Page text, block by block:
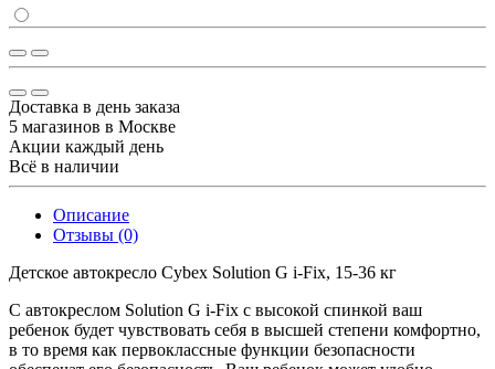
Доставка в день заказа
5 магазинов в Москве
Акции каждый день
Всё в наличии
Описание
Отзывы (0)
Детское автокресло Cybex Solution G i-Fix, 15-36 кг
С автокреслом Solution G i-Fix с высокой спинкой ваш
ребенок будет чувствовать себя в высшей степени комфортно,
в то время как первоклассные функции безопасности